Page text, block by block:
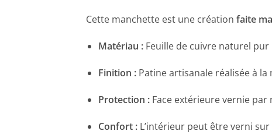
Cette manchette est une création faite
Matériau :Feuille de cuivre naturel pur
Finition :Patine artisanale réalisée à
Protection :Face extérieure vernie par
Confort :L’intérieur peut être verni